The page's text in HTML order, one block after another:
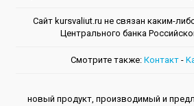
Сайт kursvaliut.ru не связан каким-
Центрального банкa
Смотрите также: Контакт -
новый продукт, производимый и